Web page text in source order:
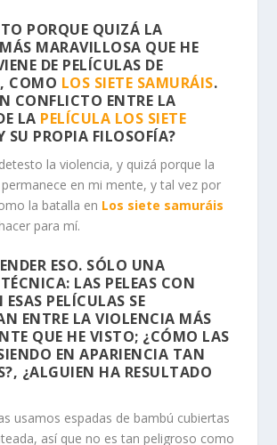
PORQUE QUIZÁ LA
MARAVILLOSA QUE HE
DE PELÍCULAS DE
COMO LOS SIETE SAMURÁIS.
CONFLICTO ENTRE LA
LA PELÍCULA LOS SIETE
SU PROPIA FILOSOFÍA?
la violencia, y quizá porque la
en mi mente, y tal vez por
la batalla en Los siete samuráis
para mí.
ESO. SÓLO UNA
LAS PELEAS CON
ESAS PELÍCULAS SE
ENTRE LA VIOLENCIA MÁS
QUE HE VISTO; ¿CÓMO LAS
EN APARIENCIA TAN
¿ALGUIEN HA RESULTADO
usamos espadas de bambú cubiertas
así que no es tan peligroso como